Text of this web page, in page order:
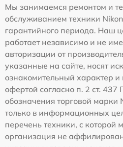
Мы занимаемся ремонтом и
обслуживанием техники
гарантийного периода. Наш
работает независимо и не
авторизации от
указанные на сайте, носят
ознакомительный характер
офертой согласно п. 2 ст.
обозначения торговой марки
только в информационных
перечень техники, с
организация не